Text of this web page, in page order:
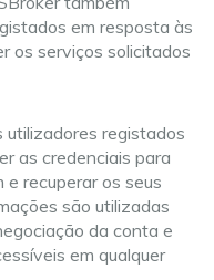
em resposta às
os serviços solicitados
utilizadores registados
as credenciais para
recuperar os seus
são utilizadas
da conta e
em qualquer